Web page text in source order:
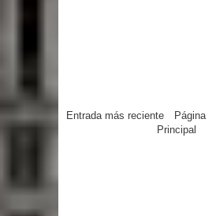
Entrada más reciente
Página
Principal